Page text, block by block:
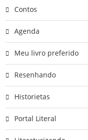
Contos
Agenda
Meu livro preferido
Resenhando
Historietas
Portal Literal